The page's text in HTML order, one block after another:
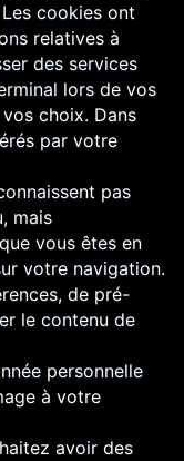
cookies ont
relatives à
des services
lors de vos
choix. Dans
par votre
pas
mais
vous êtes en
votre navigation.
de pré-
le contenu de
personnelle
à votre
avoir des